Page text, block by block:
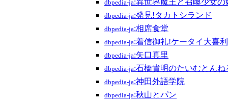
dbpedia-ja:異世界魔王と召喚少女の
dbpedia-ja:発見!タカトシランド
dbpedia-ja:相席食堂
dbpedia-ja:着信御礼!ケータイ大喜利
dbpedia-ja:矢口真里
dbpedia-ja:石橋貴明のたいむとんね
dbpedia-ja:神田外語学院
dbpedia-ja:秋山とパン